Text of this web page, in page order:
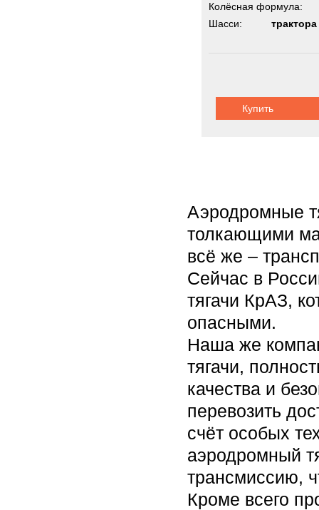
Колёсная формула:
Шасси:
трактора
Купить
Аэродромные
толкающими
всё же –
Сейчас в
тягачи КрАЗ,
опасными.
Наша же
тягачи,
качества и
перевозить
счёт особых
аэродромный
трансмиссию,
Кроме всего